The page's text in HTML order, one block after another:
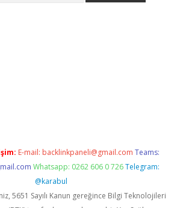
E-mail: backlinkpaneli@gmail.com Teams:
Whatsapp: 0262 606 0 726 Telegram:
@karabul
5651 Sayılı Kanun gereğince Bilgi Teknolojileri